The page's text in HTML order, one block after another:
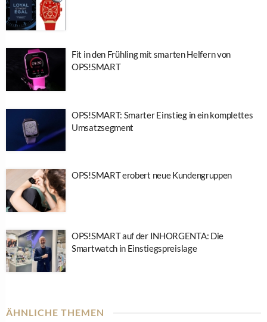
Fit in den Frühling mit smarten Helfern von
OPS!SMART
OPS!SMART: Smarter Einstieg in ein komplettes
Umsatzsegment
OPS!SMART erobert neue Kundengruppen
OPS!SMART auf der INHORGENTA: Die
Smartwatch in Einstiegspreislage
ÄHNLICHE THEMEN